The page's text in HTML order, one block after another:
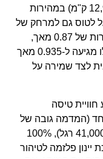
מאך, וטווח של 7,000 מיילים ימיים (12,964 ק"מ) במהירות
מסוגל לטוס גם למרחק של
8,000 מיילים ימיים (14,816 ק"מ) במהירות של 0.87 מאך,
כאשר מהירות ההפעלה המקסימלית שלו מגיעה ל-0.935 מאך
לצד שמירה על
טיסה
(המדמה גובה של
2,840 רגל בלבד בזמן טיסה בגובה של 41,000 רגל), 100%
פלזמה לטיהור